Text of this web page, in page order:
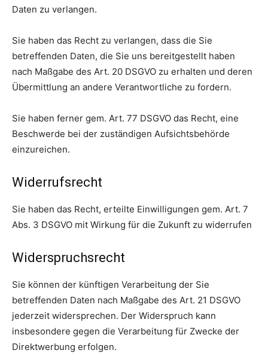
Daten zu verlangen.
Sie haben das Recht zu verlangen, dass die Sie
betreffenden Daten, die Sie uns bereitgestellt haben
nach Maßgabe des Art. 20 DSGVO zu erhalten und deren
Übermittlung an andere Verantwortliche zu fordern.
Sie haben ferner gem. Art. 77 DSGVO das Recht, eine
Beschwerde bei der zuständigen Aufsichtsbehörde
einzureichen.
Widerrufsrecht
Sie haben das Recht, erteilte Einwilligungen gem. Art. 7
Abs. 3 DSGVO mit Wirkung für die Zukunft zu widerrufen
Widerspruchsrecht
Sie können der künftigen Verarbeitung der Sie
betreffenden Daten nach Maßgabe des Art. 21 DSGVO
jederzeit widersprechen. Der Widerspruch kann
insbesondere gegen die Verarbeitung für Zwecke der
Direktwerbung erfolgen.